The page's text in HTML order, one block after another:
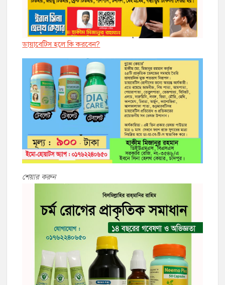
ডায়াবেট্সি হলে কি করবেন?
শেয়ার করুন